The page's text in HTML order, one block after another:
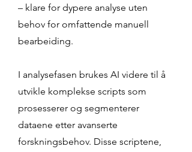
– klare for dypere analyse uten
behov for omfattende manuell
bearbeiding.
I analysefasen brukes AI videre til å
utvikle komplekse scripts som
prosesserer og segmenterer
dataene etter avanserte
forskningsbehov. Disse scriptene,